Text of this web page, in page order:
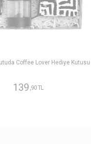
Coffee Lover Hediye Kutusu
139 ,90 TL